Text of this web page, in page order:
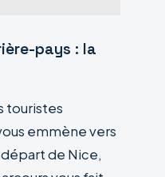
pays : la
touristes
emmène vers
départ de Nice,